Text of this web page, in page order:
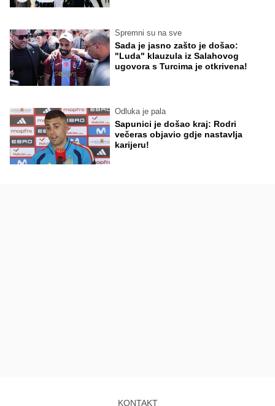
Spremni su na sve
Sada je jasno zašto je došao:
"Luda" klauzula iz Salahovog
ugovora s Turcima je otkrivena!
Odluka je pala
Sapunici je došao kraj: Rodri
večeras objavio gdje nastavlja
karijeru!
KONTAKT